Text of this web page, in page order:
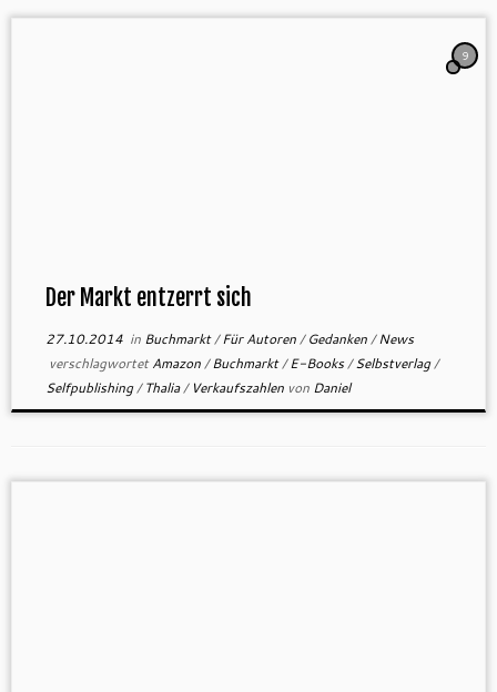
9
Der Markt entzerrt sich
27.10.2014in Buchmarkt/Für Autoren/Gedanken/News
verschlagwortetAmazon/Buchmarkt/E-Books/Selbstverlag/
Selfpublishing/Thalia/ Verkaufszahlen von Daniel